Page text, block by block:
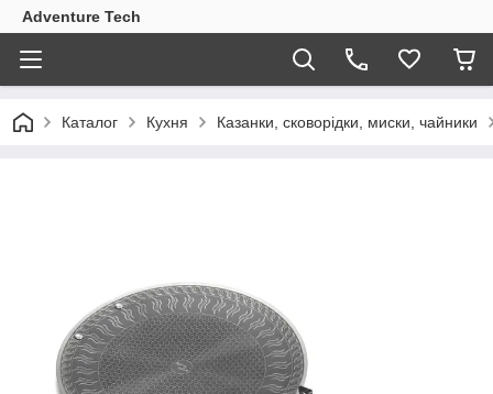
Adventure Tech
Каталог Кухня Казанки, сковорідки, миски, чайники